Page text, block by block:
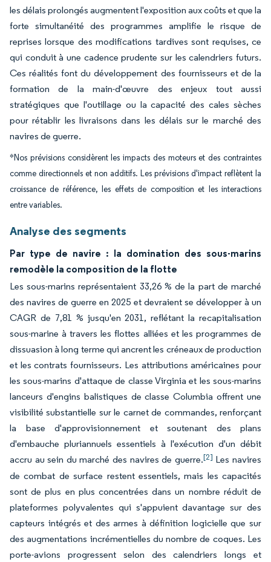
les délais prolongés augmentent l'exposition aux coûts et que la
forte simultanéité des programmes amplifie le risque de
reprises lorsque des modifications tardives sont requises, ce
qui conduit à une cadence prudente sur les calendriers futurs.
Ces réalités font du développement des fournisseurs et de la
formation de la main-d'œuvre des enjeux tout aussi
stratégiques que l'outillage ou la capacité des cales sèches
pour rétablir les livraisons dans les délais sur le marché des
navires de guerre.
*Nos prévisions considèrent les impacts des moteurs et des contraintes
comme directionnels et non additifs. Les prévisions d'impact reflètent la
croissance de référence, les effets de composition et les interactions
entre variables.
Analyse des segments
Par type de navire : la domination des sous-marins
remodèle la composition de la flotte
Les sous-marins représentaient 33,26 % de la part de marché
des navires de guerre en 2025 et devraient se développer à un
CAGR de 7,81 % jusqu'en 2031, reflétant la recapitalisation
sous-marine à travers les flottes alliées et les programmes de
dissuasion à long terme qui ancrent les créneaux de production
et les contrats fournisseurs. Les attributions américaines pour
les sous-marins d'attaque de classe Virginia et les sous-marins
lanceurs d'engins balistiques de classe Columbia offrent une
visibilité substantielle sur le carnet de commandes, renforçant
la base d'approvisionnement et soutenant des plans
d'embauche pluriannuels essentiels à l'exécution d'un débit
accru au sein du marché des navires de guerre.[2] Les navires
de combat de surface restent essentiels, mais les capacités
sont de plus en plus concentrées dans un nombre réduit de
plateformes polyvalentes qui s'appuient davantage sur des
capteurs intégrés et des armes à définition logicielle que sur
des augmentations incrémentielles du nombre de coques. Les
porte-avions progressent selon des calendriers longs et